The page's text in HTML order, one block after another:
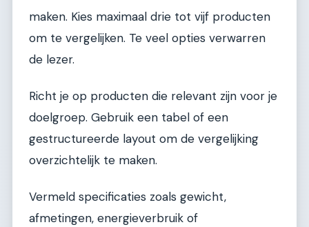
maken. Kies maximaal drie tot vijf producten
om te vergelijken. Te veel opties verwarren
de lezer.
Richt je op producten die relevant zijn voor je
doelgroep. Gebruik een tabel of een
gestructureerde layout om de vergelijking
overzichtelijk te maken.
Vermeld specificaties zoals gewicht,
afmetingen, energieverbruik of